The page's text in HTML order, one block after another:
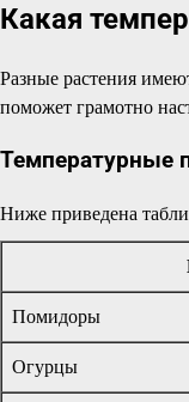
Какая
Разные растения
поможет грамотно
Температурные
Ниже приведена
Помидоры
Огурцы